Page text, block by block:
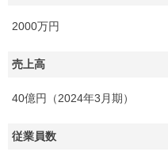
2000万円
売上高
40億円（2024年3月期）
従業員数